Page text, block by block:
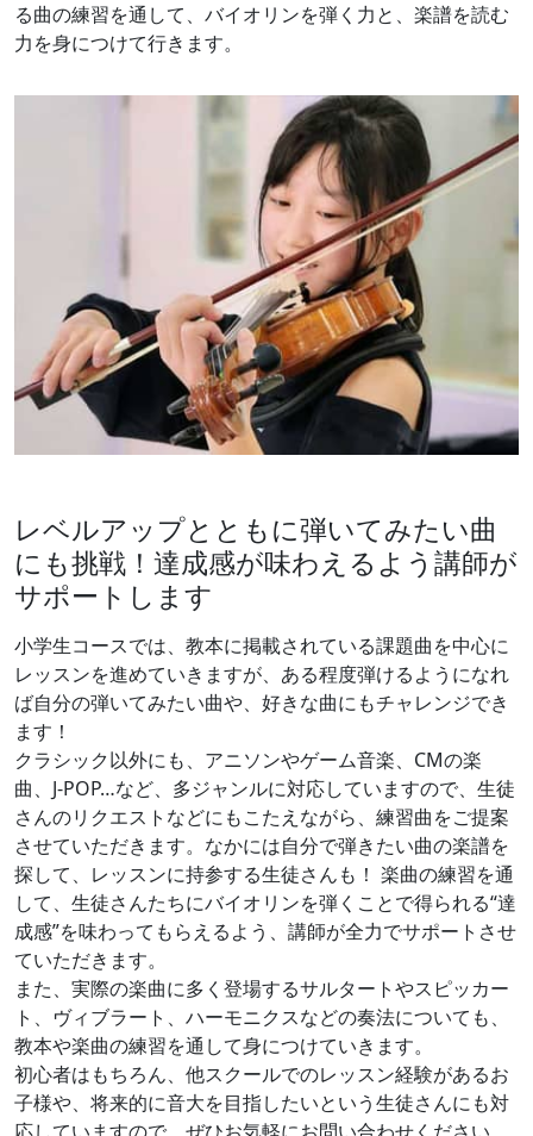
る曲の練習を通して、バイオリンを弾く力と、楽譜を読む
力を身につけて行きます。
レベルアップとともに弾いてみたい曲
にも挑戦！ 達成感が味わえるよう講師が
サポートします
小学生コースでは、教本に掲載されている課題曲を中心に
レッスンを進めていきますが、ある程度弾けるようになれ
ば自分の弾いてみたい曲や、好きな曲にもチャレンジでき
ます！
クラシック以外にも、アニソンやゲーム音楽、CMの楽
曲、J-POP…など、多ジャンルに対応していますので、生徒
さんのリクエストなどにもこたえながら、練習曲をご提案
させていただきます。なかには自分で弾きたい曲の楽譜を
探して、レッスンに持参する生徒さんも！ 楽曲の練習を通
して、生徒さんたちにバイオリンを弾くことで得られる“達
成感”を味わってもらえるよう、講師が全力でサポートさせ
ていただきます。
また、実際の楽曲に多く登場するサルタートやスピッカー
ト、ヴィブラート、ハーモニクスなどの奏法についても、
教本や楽曲の練習を通して身につけていきます。
初心者はもちろん、他スクールでのレッスン経験があるお
子様や、将来的に音大を目指したいという生徒さんにも対